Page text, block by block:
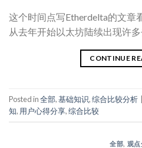
这个时间点写Etherdelta的文章
从去年开始以太坊陆续出现许
CONTINUE
Posted in全部,基础知识,综合比较分析
知, 用户心得分享,综合比较
全部 观点